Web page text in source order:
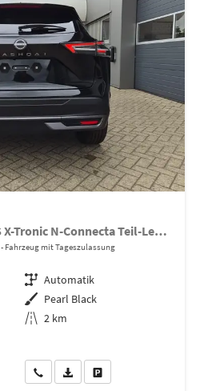
1.3 DIG-T MHEV 158 PS X-Tronic N-Connecta Teil-Leder PanoGlasdach Klimaautomatik Sitzheizung Lenkradheizung Navi ACC PDC v+h 360°Kamera DAB Bluetooth Touchscreen Apple CarPlay Android Auto 18"LM
Fahrzeug mit Tageszulassung
Getriebe Automatik
Außenfarbe Pearl Black
Kilometerstand 2 km
Wir rufen Sie anPDF-Datei, Fahrzeugexposé